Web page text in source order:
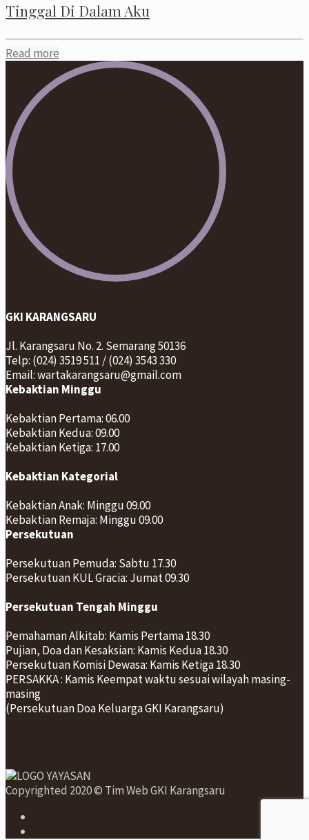
Tinggal Di Dalam Aku
Read more
GKI KARANGSARU
Jl. Karangsaru No. 2. Semarang 50136
Telp: (024) 3519 511 / (024) 3543 330
Email: wartakarangsaru@gmail.com
Kebaktian Minggu
Kebaktian Pertama: 06.00
Kebaktian Kedua: 09.00
Kebaktian Ketiga: 17.00
Kebaktian Kategorial
Kebaktian Anak: Minggu 09.00
Kebaktian Remaja: Minggu 09.00
Persekutuan
Persekutuan Pemuda: Sabtu 17.30
Persekutuan KUL Gracia: Jumat 09.30
Persekutuan Tengah Minggu
Pemahaman Alkitab: Kamis Pertama 18.30
Pujian, Doa dan Kesaksian: Kamis Kedua 18.30
Persekutuan Komisi Dewasa: Kamis Ketiga 18.30
PERSAKKA : Kamis Keempat waktu sesuai wilayah masing-
masing
(Persekutuan Doa Keluarga GKI Karangsaru)
Copyrighted 2020 © Tim Web GKI Karangsaru